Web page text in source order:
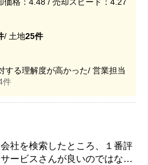
/ 土地25件
する理解度が高かった/ 営業担当
件
社を検索したところ、１番評
ービスさんが良いのではない